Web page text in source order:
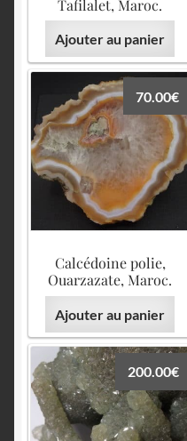
Tafilalet, Maroc.
Ajouter au panier
Calcédoine polie,
Ouarzazate, Maroc.
70.00€
Ajouter au panier
200.00€